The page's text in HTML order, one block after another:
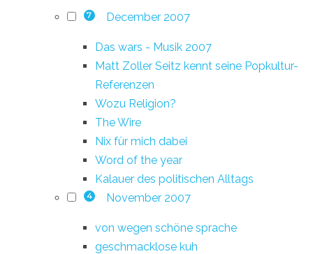
7 December 2007
Das wars - Musik 2007
Matt Zoller Seitz kennt seine Popkultur-
Referenzen
Wozu Religion?
The Wire
Nix für mich dabei
Word of the year
Kalauer des politischen Alltags
4 November 2007
von wegen schöne sprache
geschmacklose kuh